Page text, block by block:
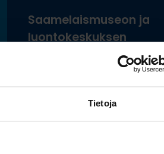
Tietoja
Saamelaismuseon ja
luontokeskuksen
esineistölle sopivat
ilmastoidut ja kestävät